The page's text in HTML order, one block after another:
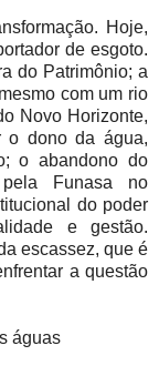
Hoje,
de esgoto.
do Patrimônio; a
com um rio
Novo Horizonte,
o dono da água,
o abandono do
Funasa no
do poder
e gestão.
escassez, que é
a questão
águas